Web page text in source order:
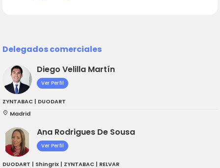
Delegados comerciales
Diego Velilla Martín
Ver Perfil
ZYNTABAC | DUODART
place Madrid
Ana Rodrigues De Sousa
Ver Perfil
DUODART | Shingrix | ZYNTABAC | RELVAR